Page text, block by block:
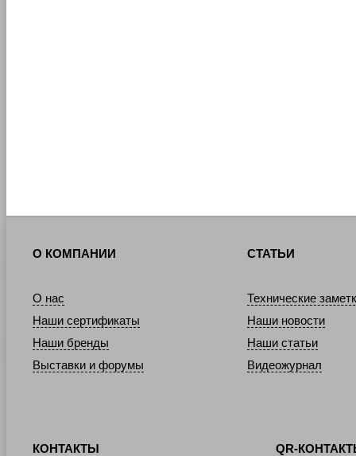
О КОМПАНИИ
О нас
Наши сертификаты
Наши бренды
Выставки и форумы
СТАТЬИ
Технические
Наши новости
Наши статьи
Видеожурнал
КОНТАКТЫ QR-